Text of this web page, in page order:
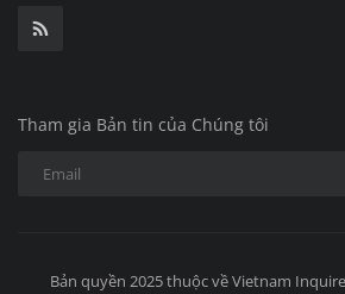
Tham gia Bản tin của Chúng tôi
Bản quyền 2025 thuộc về Vietnam